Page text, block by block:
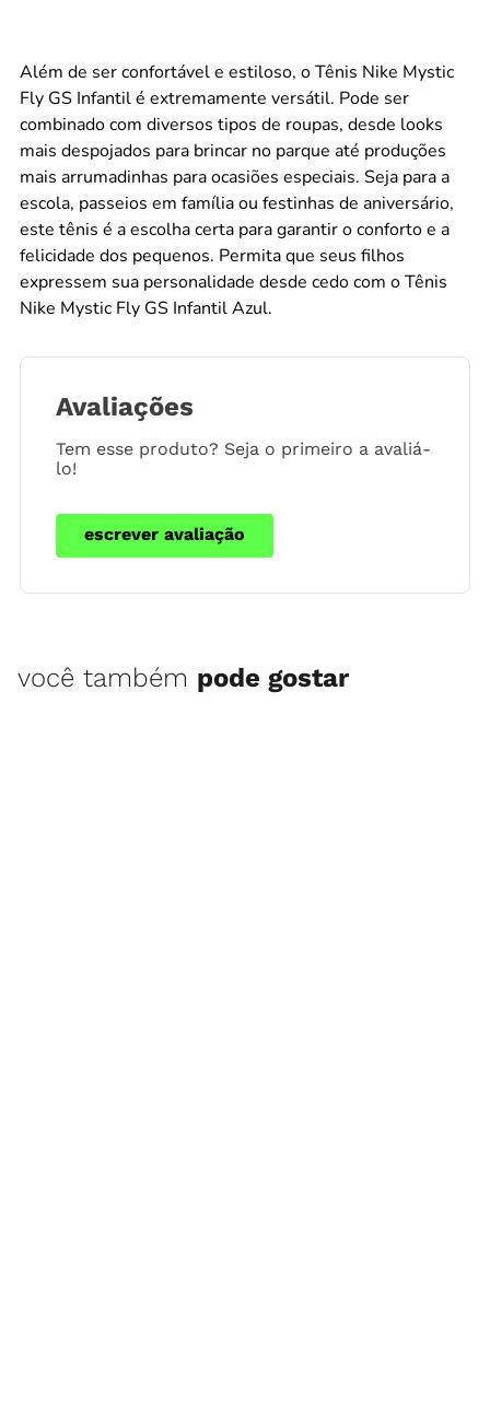
Além de ser confortável e estiloso, o Tênis Nike Mystic
Fly GS Infantil é extremamente versátil. Pode ser
combinado com diversos tipos de roupas, desde looks
mais despojados para brincar no parque até produções
mais arrumadinhas para ocasiões especiais. Seja para a
escola, passeios em família ou festinhas de aniversário,
este tênis é a escolha certa para garantir o conforto e a
felicidade dos pequenos. Permita que seus filhos
expressem sua personalidade desde cedo com o Tênis
Nike Mystic Fly GS Infantil Azul.
Avaliações
Tem esse produto? Seja o primeiro a avaliá-
lo!
escrever avaliação
você também pode gostar